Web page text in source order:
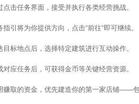
点击任务界面，接受并执行各类经营挑战。
指引将为你提供方向，点击“前往”即可继续。
目标地点后，选择特定建筑进行互动操作。
对应任务后，可获得金币等关键经营资源。
赚取的资金，优先建造你的第一家店铺——包